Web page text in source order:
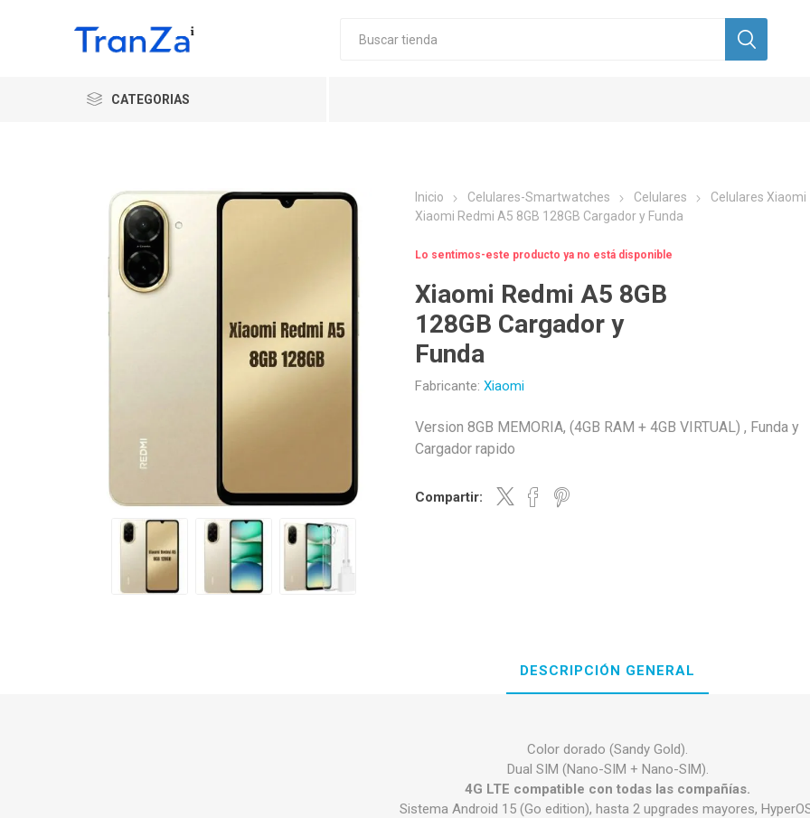
CATEGORIAS
Inicio Celulares-Smartwatches Celulares
Celulares Xiaomi
Xiaomi Redmi A5 8GB 128GB Cargador y Funda
Lo sentimos-este producto ya no está disponible
Xiaomi Redmi A5 8GB
128GB Cargador y
Funda
Fabricante: Xiaomi
Version 8GB MEMORIA, (4GB RAM + 4GB VIRTUAL) , Funda y
Cargador rapido
Compartir:
DESCRIPCIÓN GENERAL
Color dorado (Sandy Gold).
Dual SIM (Nano-SIM + Nano-SIM).
4G LTE compatible con todas las compañías.
Sistema Android 15 (Go edition), hasta 2 upgrades mayores,